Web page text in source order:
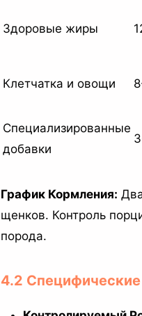
Здоровые жиры
Клетчатка и овощи
Специализированные
добавки
График Кормления:
щенков. Контроль
порода.
4.2